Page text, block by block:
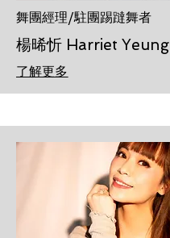
舞團經理/駐團踢躂舞者
楊晞忻 Harriet Yeung
了解更多